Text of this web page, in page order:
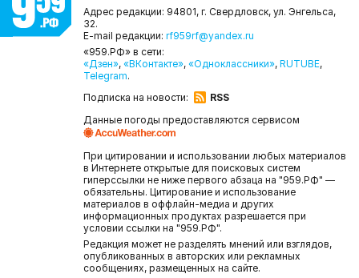
Адрес редакции: 94801, г. Свердловск, ул. Энгельса,
32.
E-mail редакции: rf959rf@yandex.ru
«959.РФ» в сети:
«Дзен», «ВКонтакте», «Одноклассники», RUTUBE,
Telegram.
Подписка на новости:
RSS
Данные погоды предоставляются сервисом
При цитировании и использовании любых материалов
в Интернете открытые для поисковых систем
гиперссылки не ниже первого абзаца на "959.РФ" —
обязательны. Цитирование и использование
материалов в оффлайн-медиа и других
информационных продуктах разрешается при
условии ссылки на "959.РФ".
Редакция может не разделять мнений или взглядов,
опубликованных в авторских или рекламных
сообщениях, размещенных на сайте.